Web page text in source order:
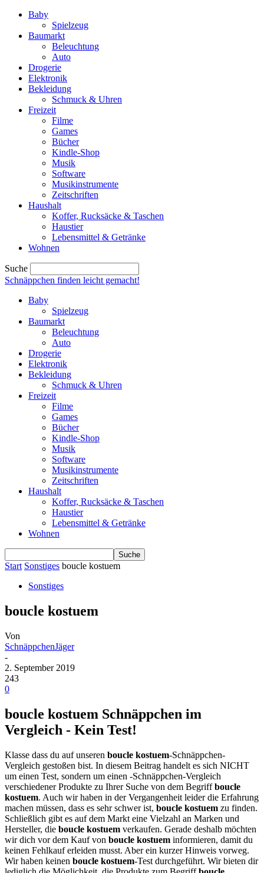
Baby
Spielzeug
Baumarkt
Beleuchtung
Auto
Drogerie
Elektronik
Bekleidung
Schmuck & Uhren
Freizeit
Filme
Games
Bücher
Kindle-Shop
Musik
Software
Musikinstrumente
Zeitschriften
Haushalt
Koffer, Rucksäcke & Taschen
Haustier
Lebensmittel & Getränke
Wohnen
Suche
Schnäppchen finden leicht gemacht!
Baby
Spielzeug
Baumarkt
Beleuchtung
Auto
Drogerie
Elektronik
Bekleidung
Schmuck & Uhren
Freizeit
Filme
Games
Bücher
Kindle-Shop
Musik
Software
Musikinstrumente
Zeitschriften
Haushalt
Koffer, Rucksäcke & Taschen
Haustier
Lebensmittel & Getränke
Wohnen
Start Sonstiges boucle kostuem
Sonstiges
boucle kostuem
Von
SchnäppchenJäger
-
2. September 2019
243
0
boucle kostuem Schnäppchen im
Vergleich - Kein Test!
Klasse dass du auf unseren boucle kostuem-Schnäppchen-
Vergleich gestoßen bist. In diesem Beitrag handelt es sich NICHT
um einen Test, sondern um einen -Schnäppchen-Vergleich
verschiedener Produkte zu Ihrer Suche von dem Begriffboucle
kostuem. Auch wir haben in der Vergangenheit leider die Erfahrung
machen müssen, dass es sehr schwer ist, boucle kostuem zu finden.
Schließlich gibt es auf dem Markt eine Vielzahl an Marken und
Hersteller, die boucle kostuem verkaufen. Gerade deshalb möchten
wir dich vor dem Kauf von boucle kostuem informieren, damit du
keinen Fehlkauf erleiden musst. Aber ein kurzer Hinweis vorweg.
Wir haben keinen boucle kostuem-Test durchgeführt. Wir bieten dir